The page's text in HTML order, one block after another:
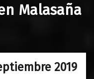
Malasaña
2019